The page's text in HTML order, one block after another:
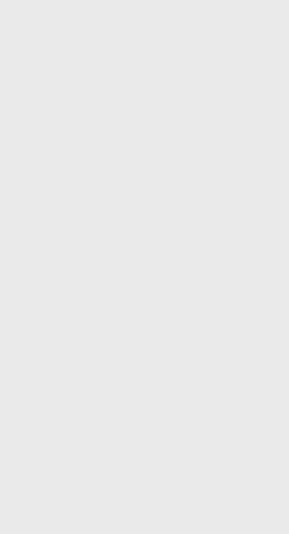
1 987 948 486 / 60571125 /